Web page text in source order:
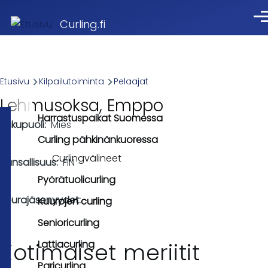
Curling.fi
Harrastuspaikat Suomessa
Curling pähkinänkuoressa
Curlingvälineet
Pyörätuolicurling
Kuurojen curling
Senioricurling
Lattiacurling
Breadcrumb
Etusivu Kilpailutoiminta Pelaajat
Lehmusoksa, Emppo
Sukupuoli Mies
Kansallisuus FIN
Seurajäsenyydet
Kotimaiset meriitit